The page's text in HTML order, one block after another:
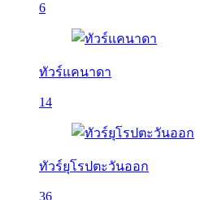
6
ทัวร์แคนาดา
14
ทัวร์ยุโรปตะวันออก
36